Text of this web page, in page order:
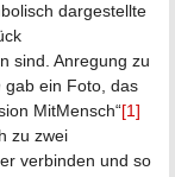
dargestellte
sind. Anregung zu
gab ein Foto, das
MitMensch“[1]
zu zwei
verbinden und so